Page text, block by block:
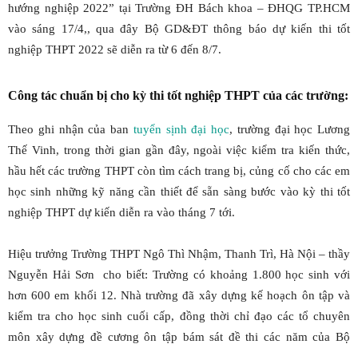
hướng nghiệp 2022” tại Trường ĐH Bách khoa – ĐHQG TP.HCM
vào sáng 17/4,, qua đây Bộ GD&ĐT thông báo dự kiến thi tốt
nghiệp THPT 2022 sẽ diễn ra từ 6 đến 8/7.
Công tác chuẩn bị cho kỳ thi tốt nghiệp THPT của các trường:
Theo ghi nhận của ban tuyển sịnh đại học, trường đại học Lương
Thế Vinh, trong thời gian gần đây, ngoài việc kiểm tra kiến thức,
hầu hết các trường THPT còn tìm cách trang bị, củng cố cho các em
học sinh những kỹ năng cần thiết để sẵn sàng bước vào kỳ thi tốt
nghiệp THPT dự kiến diễn ra vào tháng 7 tới.
Hiệu trưởng Trường THPT Ngô Thì Nhậm, Thanh Trì, Hà Nội – thầy
Nguyễn Hải Sơn cho biết: Trường có khoảng 1.800 học sinh với
hơn 600 em khối 12. Nhà trường đã xây dựng kế hoạch ôn tập và
kiểm tra cho học sinh cuối cấp, đồng thời chỉ đạo các tổ chuyên
môn xây dựng đề cương ôn tập bám sát đề thi các năm của Bộ